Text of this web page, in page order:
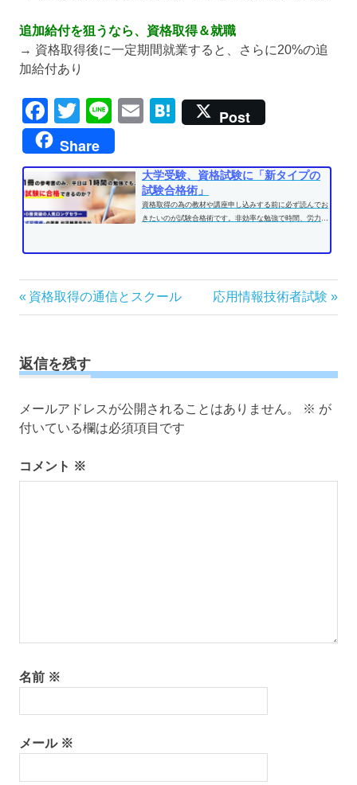
追加給付を狙うなら、資格取得＆就職
→ 資格取得後に一定期間就業すると、さらに20%の追
加給付あり
Facebook
TwitterLineEmailHatena
Post
Share
大学受験、資格試験に「新タイプの
試験合格術」
資格取得の為の教材や講座申し込みする前に必ず読んでお
きたいのが試験合格術です。非効率な勉強で時間、労力を
投
稿
ビ
ゲ
ー
シ
ン
前
の
事:
資格取得の通信とスクール
次
の
応用情報技術者試験
返信を残す
メールアドレスが公開されることはありません。 ※ が
付いている欄は必須項目です
コメント ※
名前 ※
メール ※